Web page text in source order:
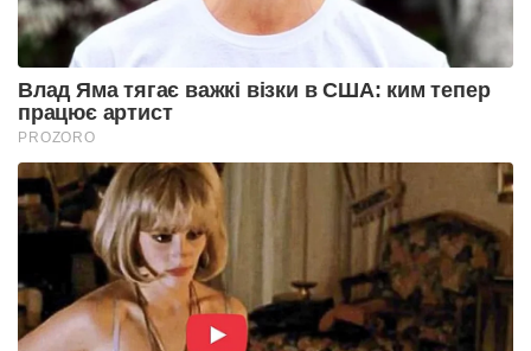
Влад Яма тягає важкі візки в США: ким тепер
працює артист
PROZORO